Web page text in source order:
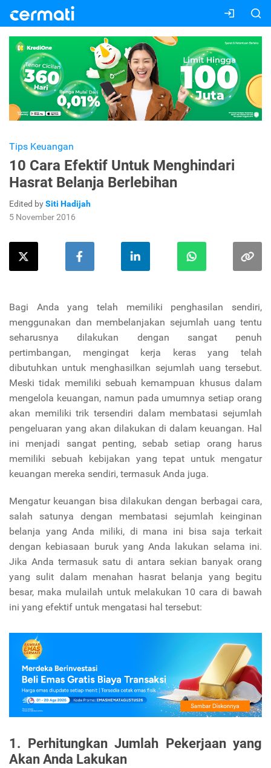
Tips Keuangan
10 Cara Efektif Untuk Menghindari
Hasrat Belanja Berlebihan
Edited bySiti Hadijah
5 November 2016
Bagi Anda yang telah memiliki penghasilan sendiri,
menggunakan dan membelanjakan sejumlah uang tentu
seharusnya dilakukan dengan sangat penuh
pertimbangan, mengingat kerja keras yang telah
dibutuhkan untuk menghasilkan sejumlah uang tersebut.
Meski tidak memiliki sebuah kemampuan khusus dalam
mengelola keuangan, namun pada umumnya setiap orang
akan memiliki trik tersendiri dalam membatasi sejumlah
pengeluaran yang akan dilakukan di dalam keuangan. Hal
ini menjadi sangat penting, sebab setiap orang harus
memiliki sebuah kebijakan yang tepat untuk mengatur
keuangan mereka sendiri, termasuk Anda juga.
Mengatur keuangan bisa dilakukan dengan berbagai cara,
salah satunya dengan membatasi sejumlah keinginan
belanja yang Anda miliki, di mana ini bisa saja terkait
dengan kebiasaan buruk yang Anda lakukan selama ini.
Jika Anda termasuk satu di antara sekian banyak orang
yang sulit dalam menahan hasrat belanja yang begitu
besar, maka mulailah untuk melakukan 10 cara di bawah
ini yang efektif untuk mengatasi hal tersebut:
1. Perhitungkan Jumlah Pekerjaan yang
Akan Anda Lakukan